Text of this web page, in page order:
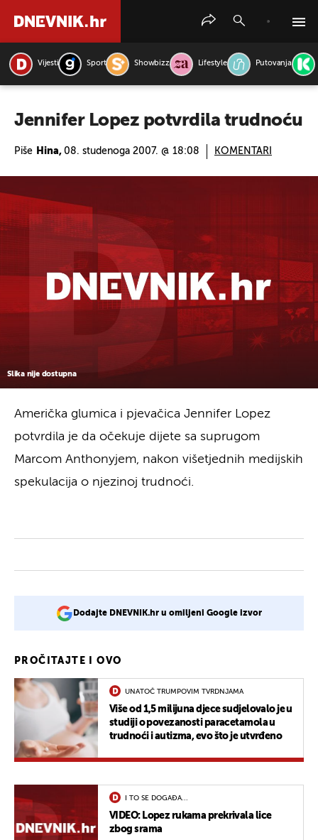
Vijesti Sport Showbizz Lifestyle Putovanja
Jennifer Lopez potvrdila trudnoću
Piše Hina, 08. studenoga 2007. @ 18:08 KOMENTARI
Slika nije dostupna
Američka glumica i pjevačica Jennifer Lopez
potvrdila je da očekuje dijete sa suprugom
Marcom Anthonyjem, nakon višetjednih medijskih
spekulacija o njezinoj trudnoći.
Dodajte DNEVNIK.hr u omiljeni Google izvor
PROČITAJTE I OVO
UNATOČ TRUMPOVIM TVRDNJAMA
Više od 1,5 milijuna djece sudjelovalo je u
studiji o povezanosti paracetamola u
trudnoći i autizma, evo što je utvrđeno
I TO SE DOGAĐA...
VIDEO: Lopez rukama prekrivala lice
zbog srama
PRETRAŽITE VIJESTI